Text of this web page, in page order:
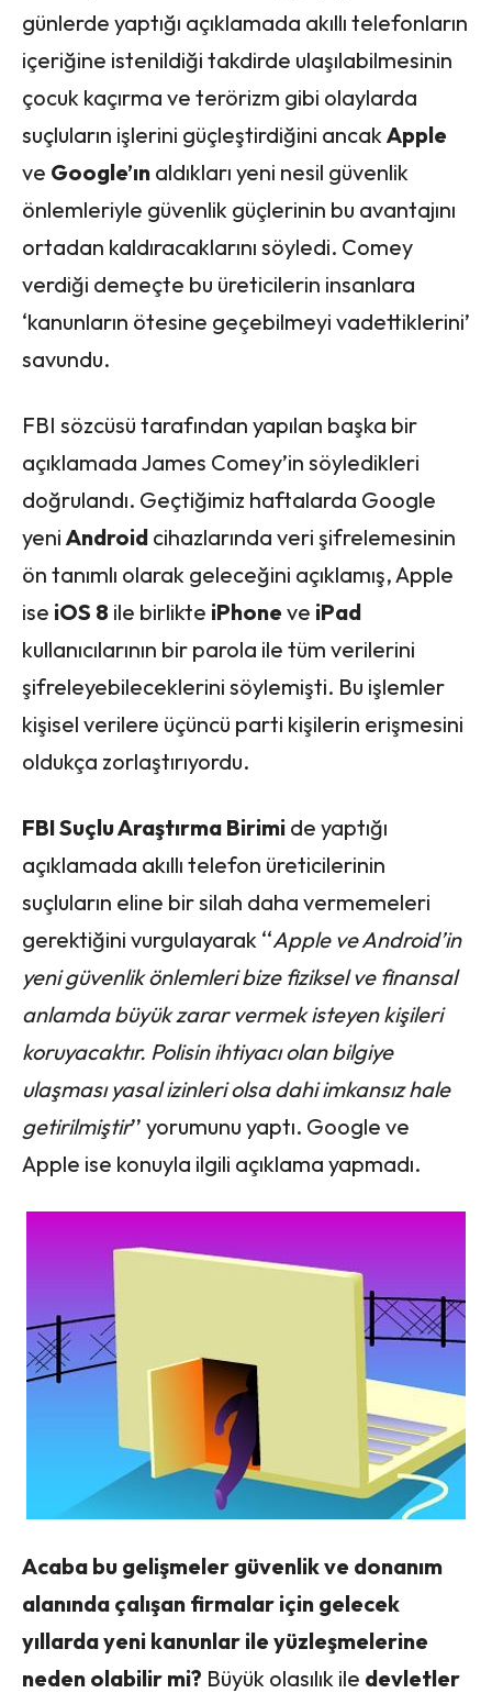
günlerde yaptığı açıklamada akıllı telefonların
içeriğine istenildiği takdirde ulaşılabilmesinin
çocuk kaçırma ve terörizm gibi olaylarda
suçluların işlerini güçleştirdiğini ancak Apple
ve Google’ın aldıkları yeni nesil güvenlik
önlemleriyle güvenlik güçlerinin bu avantajını
ortadan kaldıracaklarını söyledi. Comey
verdiği demeçte bu üreticilerin insanlara
‘kanunların ötesine geçebilmeyi vadettiklerini’
savundu.
FBI sözcüsü tarafından yapılan başka bir
açıklamada James Comey’in söyledikleri
doğrulandı. Geçtiğimiz haftalarda Google
yeni Android cihazlarında veri şifrelemesinin
ön tanımlı olarak geleceğini açıklamış, Apple
ise iOS 8 ile birlikte iPhone ve iPad
kullanıcılarının bir parola ile tüm verilerini
şifreleyebileceklerini söylemişti. Bu işlemler
kişisel verilere üçüncü parti kişilerin erişmesini
oldukça zorlaştırıyordu.
FBI Suçlu Araştırma Birimi de yaptığı
açıklamada akıllı telefon üreticilerinin
suçluların eline bir silah daha vermemeleri
gerektiğini vurgulayarak ‘‘Apple ve Android’in
yeni güvenlik önlemleri bize fiziksel ve finansal
anlamda büyük zarar vermek isteyen kişileri
koruyacaktır. Polisin ihtiyacı olan bilgiye
ulaşması yasal izinleri olsa dahi imkansız hale
getirilmiştir’’ yorumunu yaptı. Google ve
Apple ise konuyla ilgili açıklama yapmadı.
Acaba bu gelişmeler güvenlik ve donanım
alanında çalışan firmalar için gelecek
yıllarda yeni kanunlar ile yüzleşmelerine
neden olabilir mi? Büyük olasılık ile devletler